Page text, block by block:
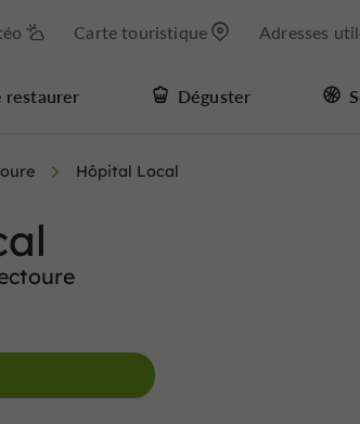
Carte touristique Adresses
restaurer Déguster
Hôpital Local